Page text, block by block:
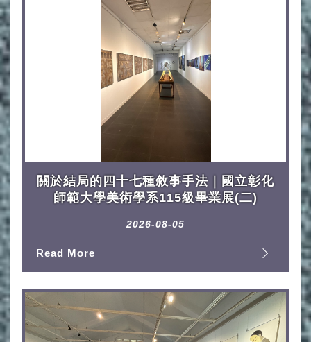
關於結局的四十七種敘事手法｜國立彰化
師範大學美術學系115級畢業展(二)
2026-08-05
Read More